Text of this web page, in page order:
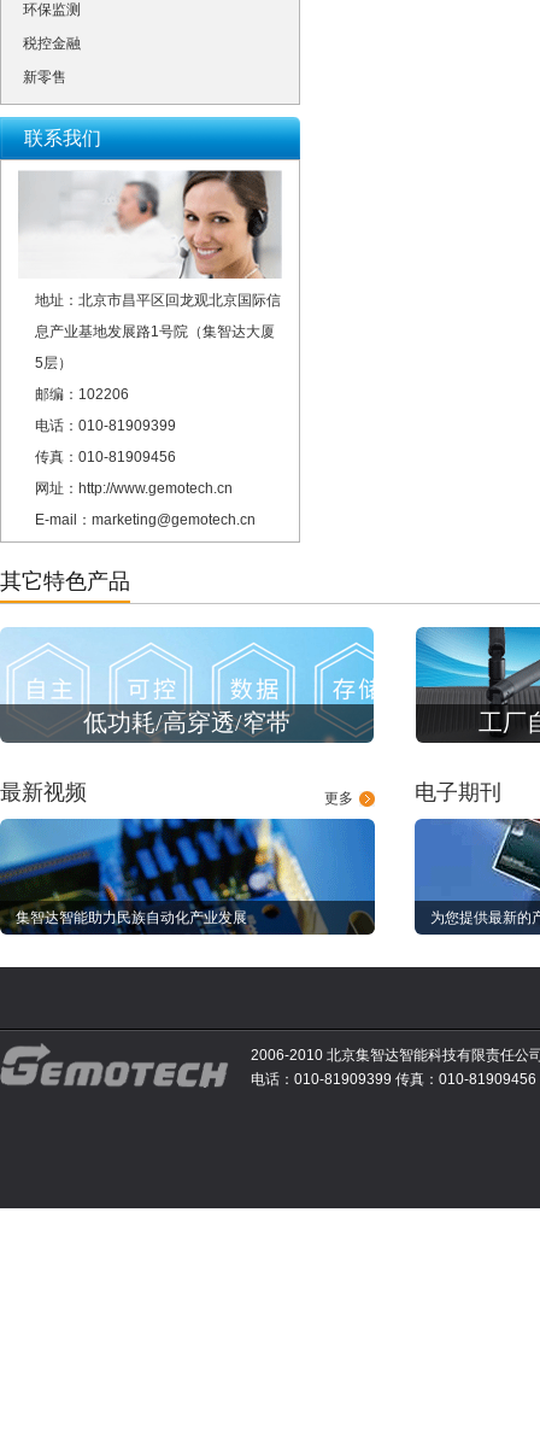
环保监测
税控金融
新零售
联系我们
地址：北京市昌平区回龙观北京国际信
息产业基地发展路1号院（集智达大厦
5层）
邮编：102206
电话：010-81909399
传真：010-81909456
网址：http://www.gemotech.cn
E-mail：marketing@gemotech.cn
其它特色产品
低功耗/高穿透/窄带 工厂
更多
最新视频
集智达智能助力民族自动化产业发展
电子期刊
为您提供最新的
2006-2010 北京集智达智能科技有限责任公
电话：010-81909399 传真：010-